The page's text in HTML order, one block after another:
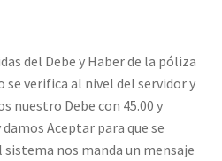
del Debe y Haber de la póliza
se verifica al nivel del servidor y
nuestro Debe con 45.00 y
Aceptar para que se
nos manda un mensaje